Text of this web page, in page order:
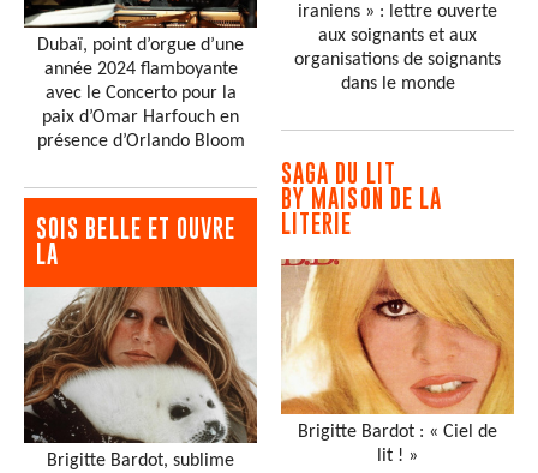
Dubaï, point d’orgue d’une
année 2024 flamboyante
avec le Concerto pour la
paix d’Omar Harfouch en
présence d’Orlando Bloom
SOIS BELLE ET OUVRE
LA
Brigitte Bardot, sublime
iraniens » : lettre ouverte
aux soignants et aux
organisations de soignants
dans le monde
SAGA DU LIT
BY MAISON DE LA
LITERIE
Brigitte Bardot : « Ciel de
lit ! »